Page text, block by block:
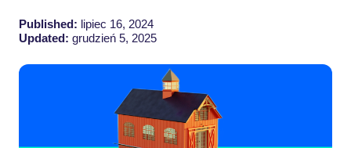
Published: lipiec 16, 2024
Updated: grudzień 5, 2025